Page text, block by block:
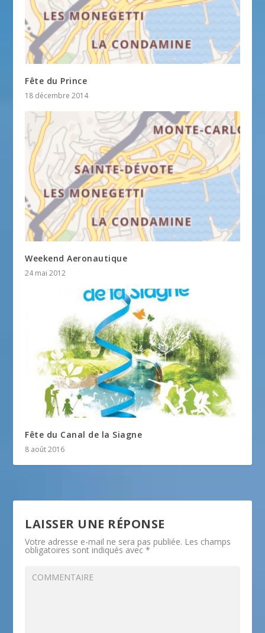
Fête du Prince
18 décembre 2014
Weekend Aeronautique
24 mai 2012
Fête du Canal de la Siagne
8 août 2016
LAISSER UNE RÉPONSE
Votre adresse e-mail ne sera pas publiée. Les champs
obligatoires sont indiqués avec*